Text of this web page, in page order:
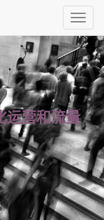
切
换
导
航
运营和流量